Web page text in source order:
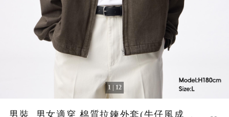
1 | 12
男裝 男女適穿 棉質拉鍊外套(牛仔風成